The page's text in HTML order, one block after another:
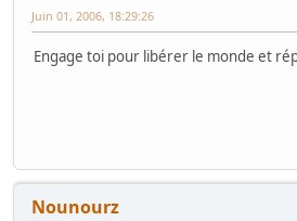
Juin 01, 2006, 18:29:26
Engage toi pour libérer le monde et
Nounourz